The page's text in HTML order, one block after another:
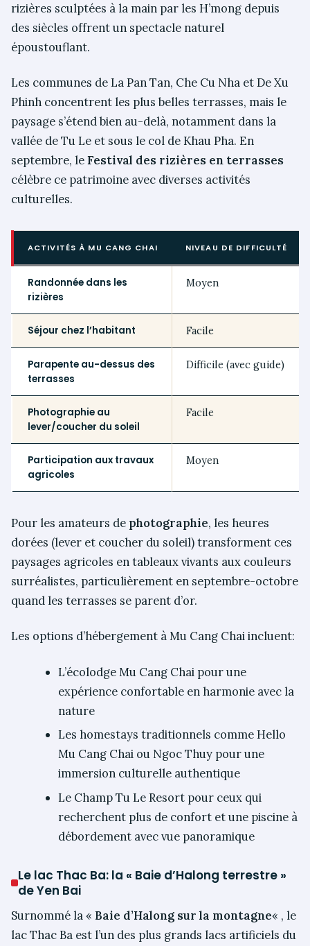
rizières sculptées à la main par les H’mong depuis
des siècles offrent un spectacle naturel
époustouflant.
Les communes de La Pan Tan, Che Cu Nha et De Xu
Phinh concentrent les plus belles terrasses, mais le
paysage s’étend bien au-delà, notamment dans la
vallée de Tu Le et sous le col de Khau Pha. En
septembre, leFestival des rizières en terrasses
célèbre ce patrimoine avec diverses activités
culturelles.
ACTIVITÉS À MU CANG CHAI NIVEAU DE DIFFICULTÉ
Randonnée dans les
rizières
Moyen
Séjour chez l’habitant Facile
Parapente au-dessus des
terrasses
Difficile (avec guide)
Photographie au
lever/coucher du soleil
Facile
Participation aux travaux
agricoles
Moyen
Pour les amateurs de photographie, les heures
dorées (lever et coucher du soleil) transforment ces
paysages agricoles en tableaux vivants aux couleurs
surréalistes, particulièrement en septembre-octobre
quand les terrasses se parent d’or.
Les options d’hébergement à Mu Cang Chai incluent:
L’écolodge Mu Cang Chai pour une
expérience confortable en harmonie avec la
nature
Les homestays traditionnels comme Hello
Mu Cang Chai ou Ngoc Thuy pour une
immersion culturelle authentique
Le Champ Tu Le Resort pour ceux qui
recherchent plus de confort et une piscine à
débordement avec vue panoramique
Le lac Thac Ba: la « Baie d’Halong terrestre »
de Yen Bai
Surnommé la « Baie d’Halong sur la montagne« , le
lac Thac Ba est l’un des plus grands lacs artificiels du